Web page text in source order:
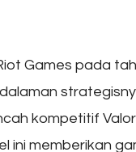
Games pada
kompetitif
ini memberikan